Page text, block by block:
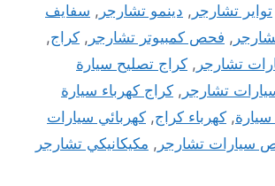
تواير تشارجر , دينمو تشارجر , سفايف
, فحص كمبيوتر تشارجر , كراج,
تشارجر , كراج تصليح سيارة
تشارجر , كراج كهرباء سيارة
سيارة, كهرباء كراج, كهربائي سيارات
سيارات تشارجر , مكيكانيكي تشارجر